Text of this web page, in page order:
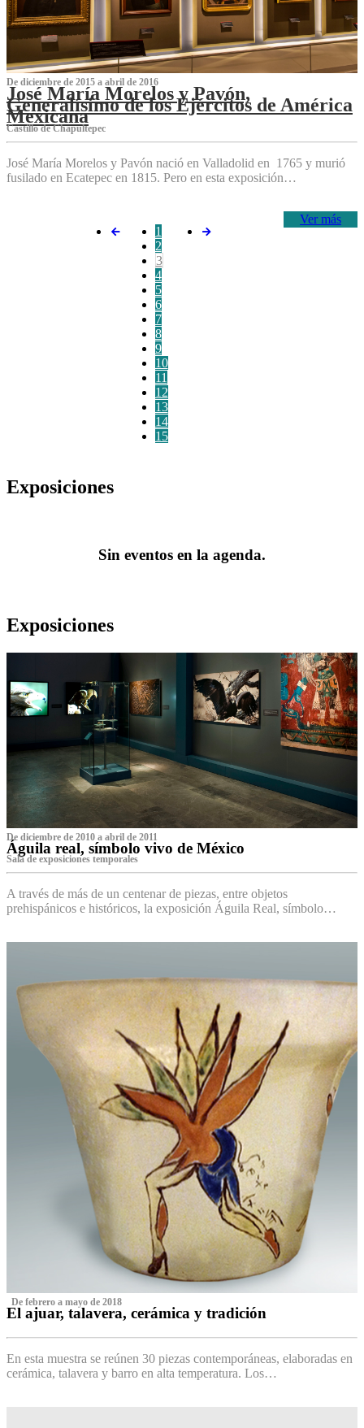
De diciembre de 2015 a abril de 2016
José María Morelos y Pavón,
Generalísimo de los Ejércitos de América
Mexicana
C‌astillo de Chapultepec
José María Morelos y Pavón nació en Valladolid en 1765 y murió
fusilado en Ecatepec en 1815. Pero en esta exposición…
Ver más
1
2
3
4
5
6
7
8
9
10
11
12
13
14
15
Exposiciones
Sin eventos en la agenda.
Exposiciones
De diciembre de 2010 a abril de 2011
Águila real, símbolo vivo de México
Sala de exposiciones temporales
A través de más de un centenar de piezas, entre objetos
prehispánicos e históricos, la exposición Águila Real, símbolo…
‌ De febrero a mayo de 2018
El ajuar, talavera, cerámica y tradición
En esta muestra se reúnen 30 piezas contemporáneas, elaboradas en
cerámica, talavera y barro en alta temperatura. Los…